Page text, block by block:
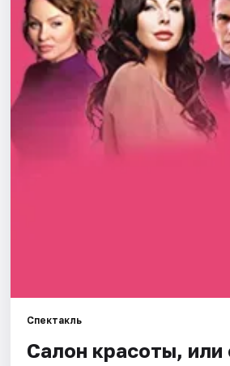
Города
Площадки
Спектакль
Салон красоты, или